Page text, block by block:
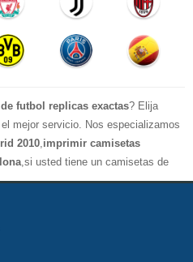
futbol replicas exactas? Elija
mejor servicio. Nos especializamos
2010 imprimir camisetas
,si usted tiene un camisetas de
a nuestra tienda paracomprar, le
por más de 99 € envío gratis.
gracias por su compra!